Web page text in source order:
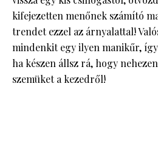
kifejezetten menőnek számító
trendet ezzel az árnyalattal!
mindenkit egy ilyen manikűr,
ha készen állsz rá, hogy
szemüket a kezedről!